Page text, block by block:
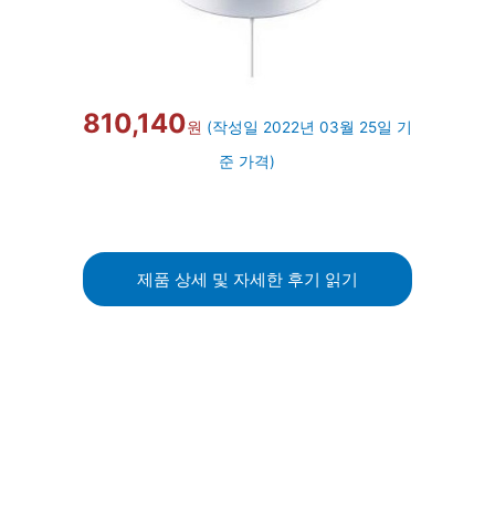
810,140원 (작성일 2022년 03월 25일 기
준 가격)
제품 상세 및 자세한 후기 읽기